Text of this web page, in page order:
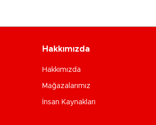
Hakkımızda
Hakkımızda
Mağazalarımız
İnsan Kaynakları